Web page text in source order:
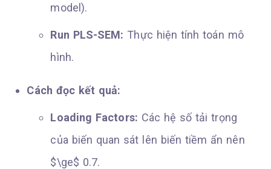
model).
Run PLS-SEM: Thực hiện tính toán mô
hình.
Cách đọc kết quả:
Loading Factors: Các hệ số tải trọng
của biến quan sát lên biến tiềm ẩn nên
$\ge$ 0.7.